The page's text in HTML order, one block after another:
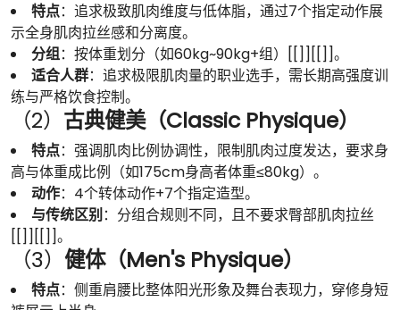
特点：追求极致肌肉维度与低体脂，通过7个指定动作展
示全身肌肉拉丝感和分离度。
分组：按体重划分（如60kg~90kg+组）[[]][[]]。
适合人群：追求极限肌肉量的职业选手，需长期高强度训
练与严格饮食控制。
（2） 古典健美（Classic Physique）
特点：强调肌肉比例协调性，限制肌肉过度发达，要求身
高与体重成比例（如175cm身高者体重≤80kg）。
动作：4个转体动作+7个指定造型。
与传统区别 ：分组合规则不同，且不要求臀部肌肉拉丝
[[]][[]]。
（3） 健体（Men's Physique）
特点：侧重肩腰比整体阳光形象及舞台表现力，穿修身短